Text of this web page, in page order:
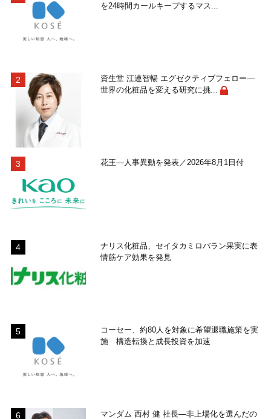
を24時間カールキープするマス...
資生堂 江連智暢 エグゼクティブフェロー―
世界の化粧品を変える研究に挑...
花王―人事異動を発表／2026年8月1日付
ナリス化粧品、セイタカミロバラン果実に表
情筋ケア効果を発見
コーセー、約80人を対象に希望退職施策を実
施 構造転換と成長投資を加速
マンダム 西村 健 社長―非上場化を選んだの